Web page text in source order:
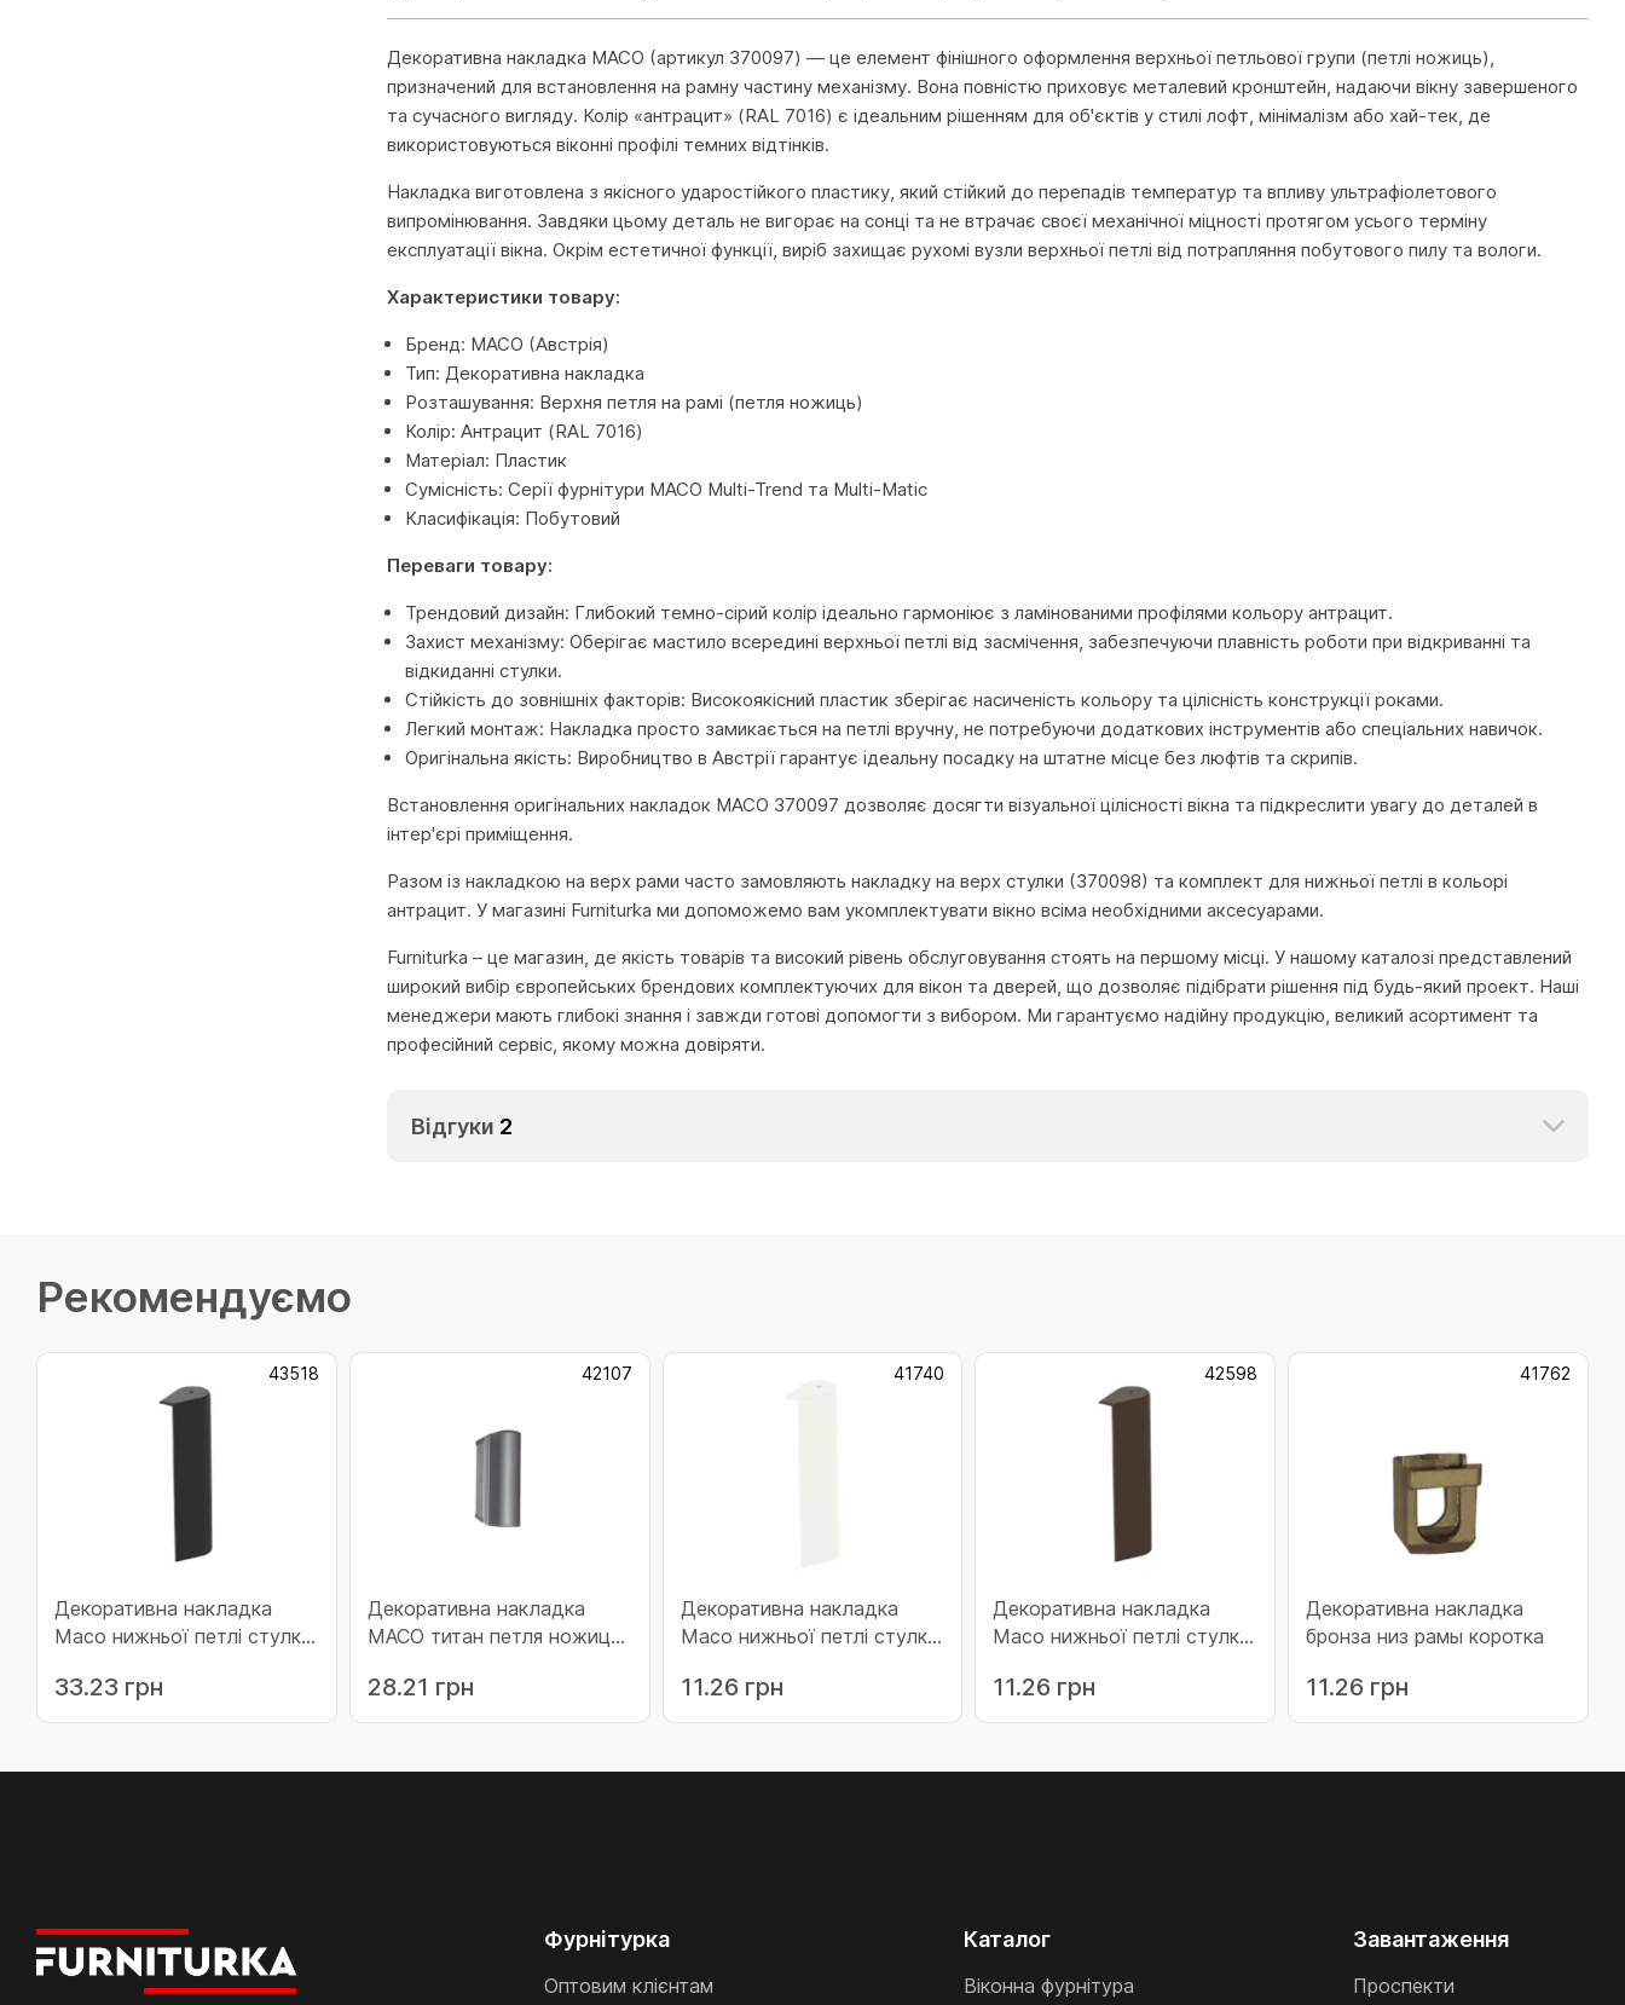
Декоративна накладка MACO (артикул 370097) — це елемент фінішного оформлення верхньої петльової групи (петлі ножиць),
призначений для встановлення на рамну частину механізму. Вона повністю приховує металевий кронштейн, надаючи вікну завершеного
та сучасного вигляду. Колір «антрацит» (RAL 7016) є ідеальним рішенням для об'єктів у стилі лофт, мінімалізм або хай-тек, де
використовуються віконні профілі темних відтінків.
Накладка виготовлена з якісного ударостійкого пластику, який стійкий до перепадів температур та впливу ультрафіолетового
випромінювання. Завдяки цьому деталь не вигорає на сонці та не втрачає своєї механічної міцності протягом усього терміну
експлуатації вікна. Окрім естетичної функції, виріб захищає рухомі вузли верхньої петлі від потрапляння побутового пилу та вологи.
Характеристики товару:
Бренд: MACO (Австрія)
Тип: Декоративна накладка
Розташування: Верхня петля на рамі (петля ножиць)
Колір: Антрацит (RAL 7016)
Матеріал: Пластик
Сумісність: Серії фурнітури MACO Multi-Trend та Multi-Matic
Класифікація: Побутовий
Переваги товару:
Трендовий дизайн: Глибокий темно-сірий колір ідеально гармоніює з ламінованими профілями кольору антрацит.
Захист механізму: Оберігає мастило всередині верхньої петлі від засмічення, забезпечуючи плавність роботи при відкриванні та
відкиданні стулки.
Стійкість до зовнішніх факторів: Високоякісний пластик зберігає насиченість кольору та цілісність конструкції роками.
Легкий монтаж: Накладка просто замикається на петлі вручну, не потребуючи додаткових інструментів або спеціальних навичок.
Оригінальна якість: Виробництво в Австрії гарантує ідеальну посадку на штатне місце без люфтів та скрипів.
Встановлення оригінальних накладок MACO 370097 дозволяє досягти візуальної цілісності вікна та підкреслити увагу до деталей в
інтер'єрі приміщення.
Разом із накладкою на верх рами часто замовляють накладку на верх стулки (370098) та комплект для нижньої петлі в кольорі
антрацит. У магазині Furniturka ми допоможемо вам укомплектувати вікно всіма необхідними аксесуарами.
Furniturka – це магазин, де якість товарів та високий рівень обслуговування стоять на першому місці. У нашому каталозі представлений
широкий вибір європейських брендових комплектуючих для вікон та дверей, що дозволяє підібрати рішення під будь-який проект. Наші
менеджери мають глибокі знання і завжди готові допомогти з вибором. Ми гарантуємо надійну продукцію, великий асортимент та
професійний сервіс, якому можна довіряти.
Відгуки 2
Рекомендуємо
43518
Декоративна накладка
Maco нижньої петлі стулки
наплав права чорна
(43518)
33.23 грн
42107
Декоративна накладка
MACO титан петля ножиць
28.21 грн
41740
Декоративна накладка
Maco нижньої петлі стулки
наплав права біла (41740)
11.26 грн
42598
Декоративна накладка
Maco нижньої петлі стулки
наплав права коричнева
(42598)
11.26 грн
41762
Декоративна накладка
бронза низ рамы коротка
11.26 грн
Фурнітурка
Оптовим клієнтам
Каталог
Віконна фурнітура
Завантаження
Проспекти